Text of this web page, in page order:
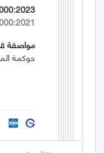
مواصفة
حوكمة